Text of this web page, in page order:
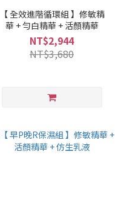
【 全效進階循環組 】修敏精
華 + 勻白精華 + 活顏精華
NT$2,944
NT$3,680